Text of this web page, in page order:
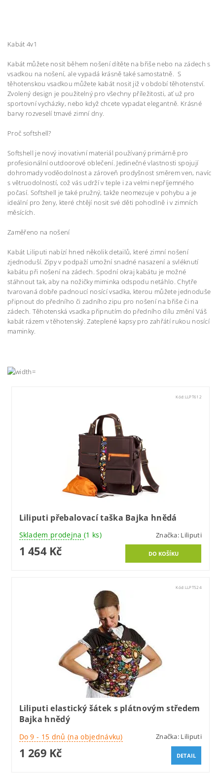
Kabát 4v1
Kabát můžete nosit během nošení dítěte na břiše nebo na zádech s
vsadkou na nošení, ale vypadá krásně také samostatně. S
těhotenskou vsadkou můžete kabát nosit již v období těhotenství.
Zvolený design je použitelný pro všechny příležitosti, ať už pro
sportovní vycházky, nebo když chcete vypadat elegantně. Krásné
barvy rozveselí tmavé zimní dny.
Proč softshell?
Softshell je nový inovativní materiál používaný primárně pro
profesionální outdoorové oblečení. Jedinečné vlastnosti spojují
dohromady voděodolnost a zároveň prodyšnost směrem ven, navíc
s větruodolností, což vás udrží v teple i za velmi nepříjemného
počasí. Softshell je také pružný, takže neomezuje v pohybu a je
ideální pro ženy, které chtějí nosit své děti pohodlně i v zimních
měsících.
Zaměřeno na nošení
Kabát Liliputi nabízí hned několik detailů, které zimní nošení
zjednoduší. Zipy v podpaží umožní snadné nasazení a svléknutí
kabátu při nošení na zádech. Spodní okraj kabátu je možné
stáhnout tak, aby na nožičky miminka odspodu netáhlo. Chytře
tvarovaná dobře padnoucí nosící vsadka, kterou můžete jednoduše
připnout do předního či zadního zipu pro nošení na břiše či na
zádech. Těhotenská vsadka připnutím do předního dílu změní Váš
kabát rázem v těhotenský. Zateplené kapsy pro zahřátí rukou nosící
maminky.
Kód: LLPT612
Liliputi přebalovací taška Bajka hnědá
Skladem prodejna (1 ks) Značka: Liliputi
1 454 Kč
Kód:LLPT524
Liliputi elastický šátek s plátnovým středem
Bajka hnědý
Do 9 - 15 dnů (na objednávku) Značka: Liliputi
1 269 Kč DETAIL